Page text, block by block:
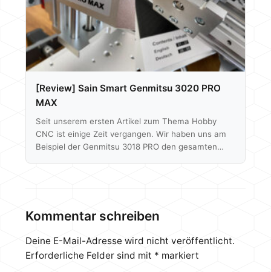
[Review] Sain Smart Genmitsu 3020 PRO
MAX
Seit unserem ersten Artikel zum Thema Hobby
CNC ist einige Zeit vergangen. Wir haben uns am
Beispiel der Genmitsu 3018 PRO den gesamten
hat mit der 3020 PRO MAX einen weiteren Ableger
ins Leben gerufen. Frisch auf dem europäischen
Markt angelangt, schauen wir uns das Modell
Kommentar schreiben
Deine E-Mail-Adresse wird nicht veröffentlicht.
Erforderliche Felder sind mit * markiert